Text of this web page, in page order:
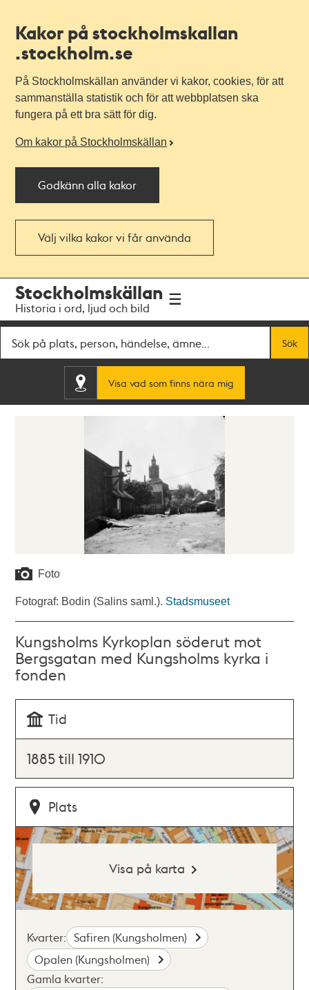
Kakor på stockholmskallan
.stockholm.se
På Stockholmskällan använder vi kakor, cookies, för att
sammanställa statistik och för att webbplatsen ska
fungera på ett bra sätt för dig.
Om kakor på Stockholmskällan
Godkänn alla kakor
Välj vilka kakor vi får använda
navigationen
huvudinnehållet
Stockholmskällan
Historia i ord, ljud och bild
Sök
Visa vad som finns nära mig
Foto
Fotograf: Bodin (Salins saml.). Stadsmuseet
Kungsholms Kyrkoplan söderut mot
Bergsgatan med Kungsholms kyrka i
fonden
Tid
1885 till 1910
Plats
Visa på karta
Kvarter: Safiren (Kungsholmen)
Opalen (Kungsholmen)
Gamla kvarter: